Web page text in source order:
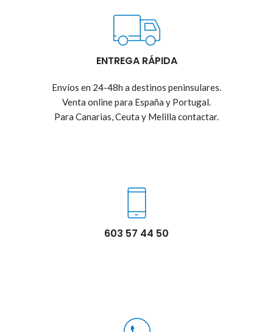
ENTREGA RÁPIDA
Envíos en 24-48h a destinos peninsulares.
Venta online para España y Portugal.
Para Canarias, Ceuta y Melilla contactar.
603 57 44 50